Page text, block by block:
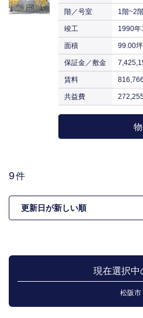
階／号室 1階~2
竣工 1990年
面積 99.00坪
保証金／敷金
賃料
共益費
9件
現在選択中
松阪市